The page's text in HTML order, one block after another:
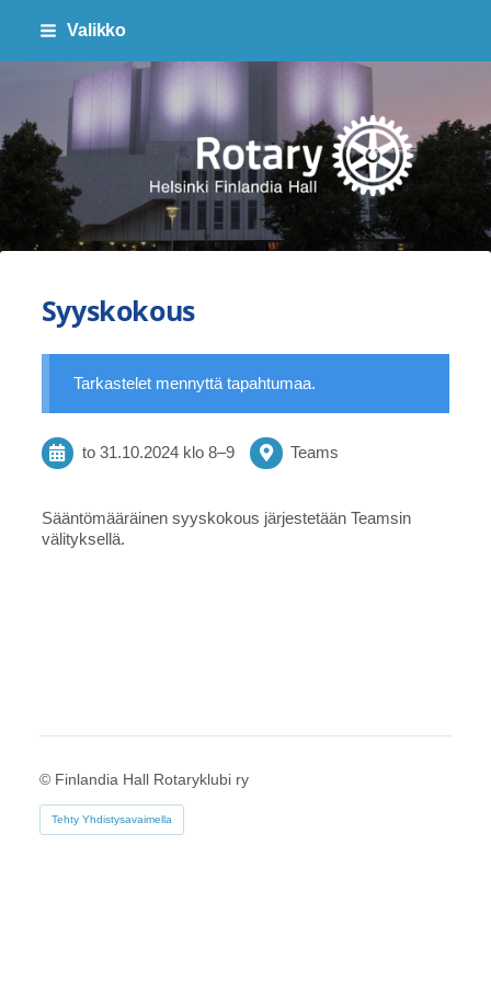
Siirry
sivun
sisältöön
Valikko
Finlandia Hall Rotaryklubi ry
Syyskokous
Tarkastelet mennyttä tapahtumaa.
to 31.10.2024 klo 8–9 Teams
Sääntömääräinen syyskokous järjestetään Teamsin
välityksellä.
© Finlandia Hall Rotaryklubi ry
Tehty Yhdistysavaimella